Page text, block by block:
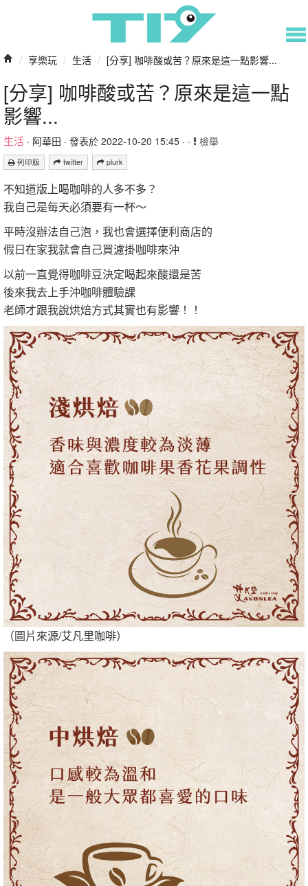
/ 享樂玩 / 生活 / [分享] 咖啡酸或苦？原來是這一點影響...
[分享] 咖啡酸或苦？原來是這一點
影響...
生活 · 阿華田 · 發表於 2022-10-20 15:45 · · 檢舉
列印版 twitter plurk
不知道版上喝咖啡的人多不多？
我自己是每天必須要有一杯～
平時沒辦法自己泡，我也會選擇便利商店的
假日在家我就會自己買濾掛咖啡來沖
以前一直覺得咖啡豆決定喝起來酸還是苦
後來我去上手沖咖啡體驗課
老師才跟我說烘焙方式其實也有影響！！
（圖片來源/艾凡里咖啡）